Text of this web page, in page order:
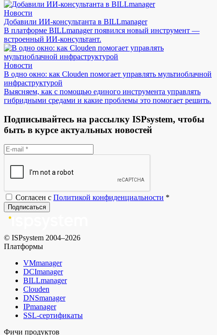
Новости
Добавили ИИ-консультанта в BILLmanager
В платформе BILLmanager появился новый инструмент —
встроенный ИИ-консультант.
Новости
В одно окно: как Clouden помогает управлять мультиоблачной
инфраструктурой
Выясняем, как с помощью единого инструмента управлять
гибридными средами и какие проблемы это помогает решить.
Подписывайтесь на рассылку ISPsystem, чтобы
быть в курсе актуальных новостей
Согласен с Политикой конфиденциальности *
Подписаться
© ISPsystem 2004–2026
Платформы
VMmanager
DCImanager
BILLmanager
Clouden
DNSmanager
IPmanager
SSL-сертификаты
Фичи продуктов